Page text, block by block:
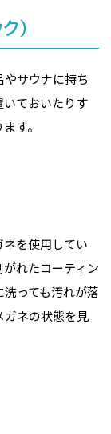
）
サウナに持ち
ておいたりす
す。
を使用してい
れたコーティン
っても汚れが落
ガネの状態を見